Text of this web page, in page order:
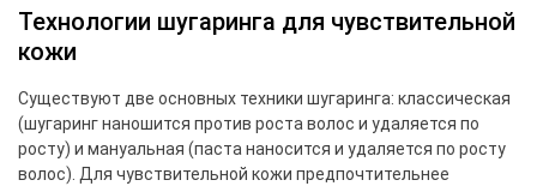
Технологии шугаринга для чувствительной
кожи
Существуют две основных техники шугаринга: классическая
(шугаринг наношится против роста волос и удаляется по
росту) и мануальная (паста наносится и удаляется по росту
волос). Для чувствительной кожи предпочтительнее